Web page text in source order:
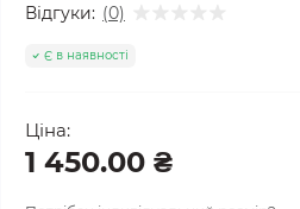
Відгуки: (0)
Є в наявності
Ціна:
1 450.00 ₴